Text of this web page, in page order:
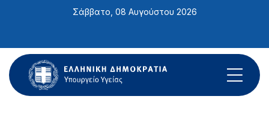
ιστότοπος
περιλαμβάνει
ένα
σύστημα
Σάββατο, 08 Αυγούστου 2026